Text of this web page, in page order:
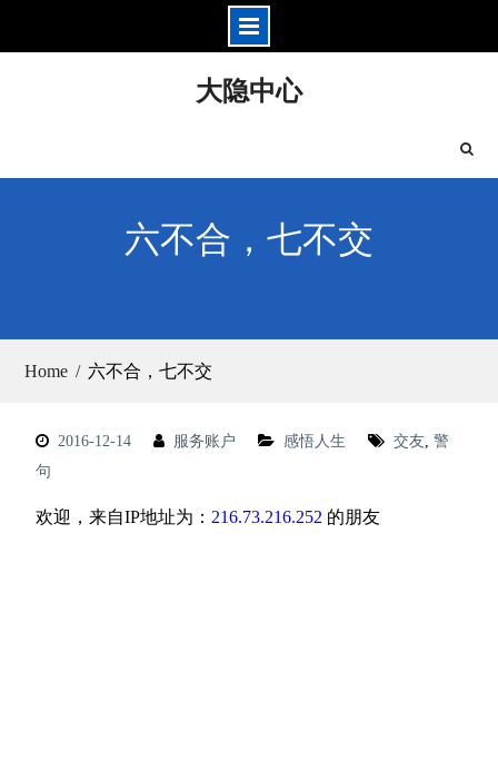
大隐中心
六不合，七不交
Home 六不合，七不交
2016-12-14 服务账户 感悟人生 交友, 警
句
欢迎，来自IP地址为： 216.73.216.252 的朋友